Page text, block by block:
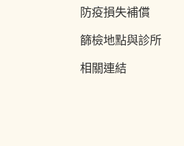
防疫損失補償
篩檢地點與診所
相關連結